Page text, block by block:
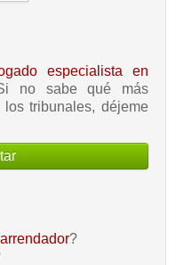
especialista en
no sabe qué más
tribunales, déjeme
?